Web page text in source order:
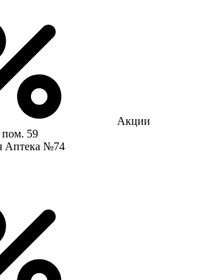
Акции
пом. 59
Аптека №74